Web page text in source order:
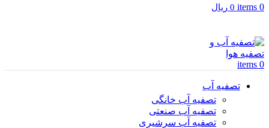
0
items
0 ریال
0
items
تصفیه آب
تصفیه آب خانگی
تصفیه آب صنعتی
تصفیه آب سرشیری